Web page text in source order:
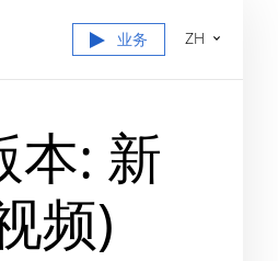
业务 ZH
本: 新
频)